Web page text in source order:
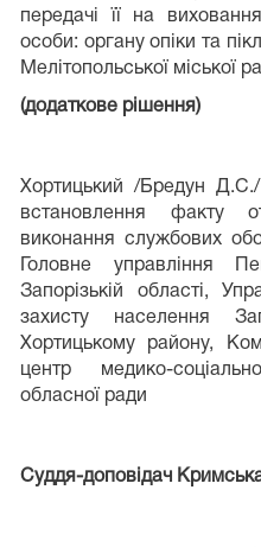
передачі її на
особи: органу опіки та
Мелітопольської міської
(додаткове рішення)
Хортицький /Бредун
встановлення факту
виконання службових
Головне управління
Запорізькій області,
захисту населення
Хортицькому району,
центр медико-
обласної ради
Суддя-доповідач